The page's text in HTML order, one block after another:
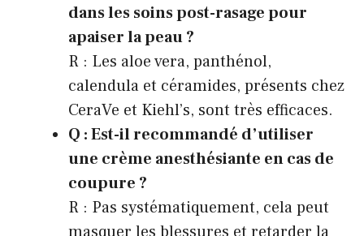
dans les soins post-rasage pour
apaiser la peau ?
R : Les aloe vera, panthénol,
calendula et céramides, présents chez
CeraVe et Kiehl’s, sont très efficaces.
Q : Est-il recommandé d’utiliser
une crème anesthésiante en cas de
coupure ?
R : Pas systématiquement, cela peut
masquer les blessures et retarder la